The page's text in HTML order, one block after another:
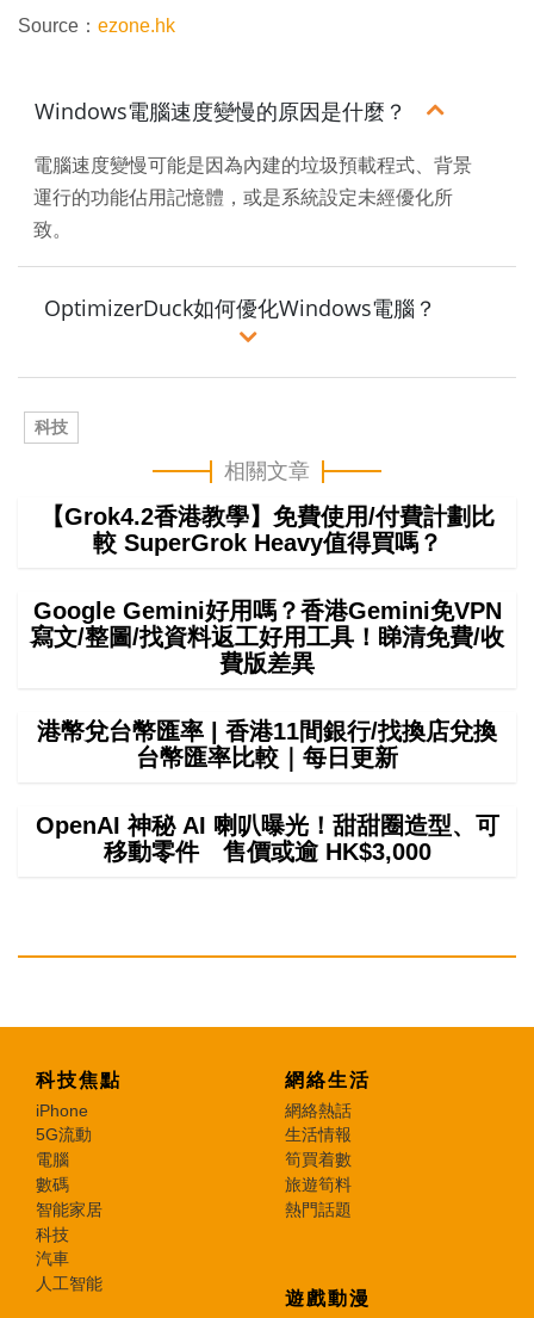
Source： ezone.hk
Windows電腦速度變慢的原因是什麼？
電腦速度變慢可能是因為內建的垃圾預載程式、背景
運行的功能佔用記憶體，或是系統設定未經優化所
致。
OptimizerDuck如何優化Windows電腦？
科技
相關文章
【Grok4.2香港教學】免費使用/付費計劃比
較 SuperGrok Heavy值得買嗎？
Google Gemini好用嗎？香港Gemini免VPN
寫文/整圖/找資料返工好用工具！睇清免費/收
費版差異
港幣兌台幣匯率 | 香港11間銀行/找換店兌換
台幣匯率比較｜每日更新
OpenAI 神秘 AI 喇叭曝光！甜甜圈造型、可
移動零件 售價或逾 HK$3,000
科技焦點
iPhone
5G流動
電腦
數碼
智能家居
科技
汽車
人工智能
網絡生活
網絡熱話
生活情報
筍買着數
旅遊筍料
熱門話題
遊戲動漫